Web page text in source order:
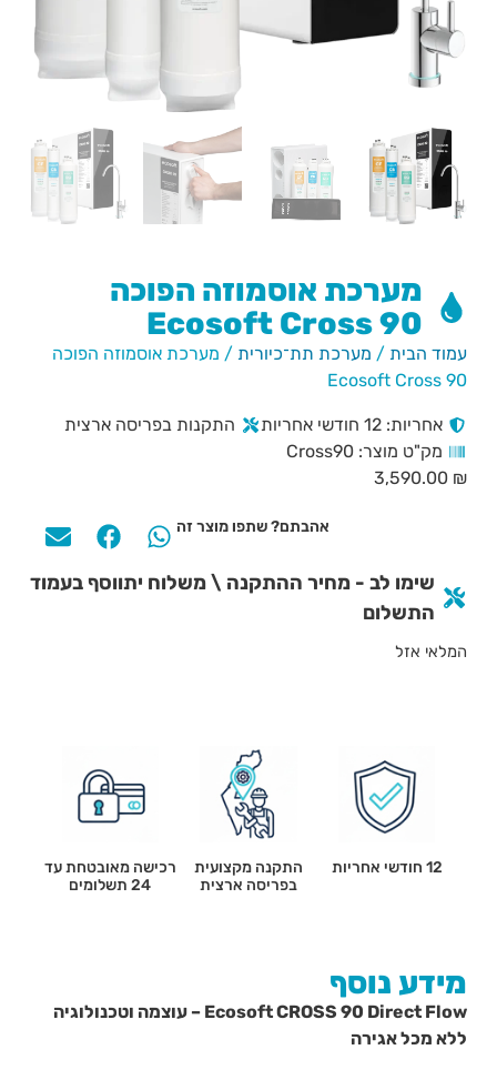
מערכת אוסמוזה הפוכה
Ecosoft Cross 90
עמוד הבית/ מערכת תת־כיורית/ מערכת אוסמוזה הפוכה
Ecosoft Cross 90
אחריות: 12 חודשי אחריות
התקנות בפריסה ארצית
מק"ט מוצר: Cross90
3,590.00 ₪
אהבתם? שתפו מוצר זה
שימו לב - מחיר ההתקנה \ משלוח יתווסף בעמוד
התשלום
המלאי אזל
12 חודשי אחריות
התקנה מקצועית
בפריסה ארצית
רכישה מאובטחת עד
24 תשלומים
מידע נוסף
Ecosoft CROSS 90 Direct Flow – עוצמה וטכנולוגיה
ללא מכל אגירה